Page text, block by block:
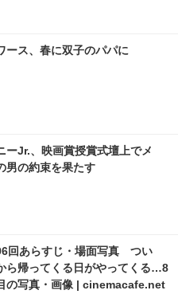
ース、春に双子のパパに
ーJr.、映画賞授賞式壇上でメ
男の約束を果たす
回あらすじ・場面写真 つい
ら帰ってくる日がやってくる…8
の写真・画像 | cinemacafe.net